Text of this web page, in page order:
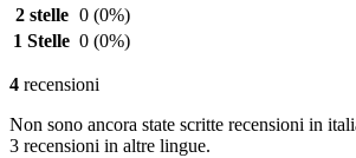
2 stelle 0 (0%)
1 Stelle 0 (0%)
4 recensioni
Non sono ancora state scritte recensioni in
3 recensioni in altre lingue.